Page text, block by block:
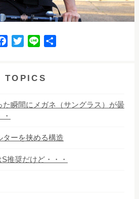
e
o
t
e
e
TOPICS
た瞬間にメガネ（サングラス）が曇
ターを挟める構造
推奨だけど・・・